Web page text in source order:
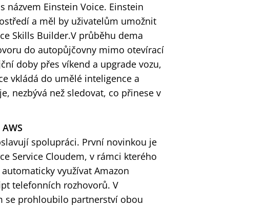
názvem Einstein Voice. Einstein
a měl by uživatelům umožnit
Skills Builder.V průběhu dema
do autopůjčovny mimo otevírací
doby přes víkend a upgrade vozu,
vkládá do umělé inteligence a
nezbývá než sledovat, co přinese v
spolupráci. První novinkou je
Service Cloudem, v rámci kterého
využívat Amazon
telefonních rozhovorů. V
se prohloubilo partnerství obou